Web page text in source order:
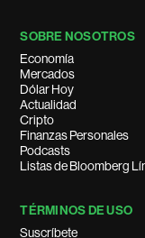
SOBRE NOSOTROS
Economía
Mercados
Dólar Hoy
Actualidad
Cripto
Finanzas Personales
Podcasts
Listas de Bloomberg
TÉRMINOS DE USO
Suscríbete